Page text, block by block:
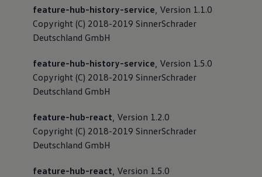
feature-hub-history-service, Version 1.1.0
Copyright (C) 2018-2019 SinnerSchrader
Deutschland GmbH
feature-hub-history-service, Version 1.5.0
Copyright (C) 2018-2019 SinnerSchrader
Deutschland GmbH
feature-hub-react, Version 1.2.0
Copyright (C) 2018-2019 SinnerSchrader
Deutschland GmbH
feature-hub-react, Version 1.5.0